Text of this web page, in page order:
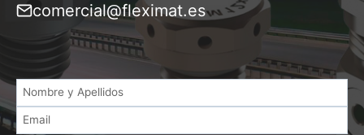
comercial@fleximat.es